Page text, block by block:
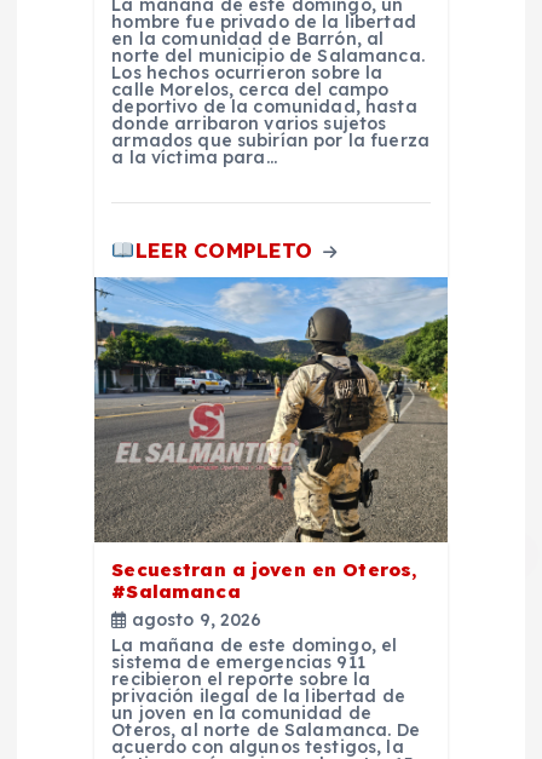
La mañana de este domingo, un
hombre fue privado de la libertad
en la comunidad de Barrón, al
norte del municipio de Salamanca.
Los hechos ocurrieron sobre la
calle Morelos, cerca del campo
deportivo de la comunidad, hasta
donde arribaron varios sujetos
armados que subirían por la fuerza
a la víctima para…
LEER COMPLETO
Secuestran a joven en Oteros,
#Salamanca
agosto 9, 2026
La mañana de este domingo, el
sistema de emergencias 911
recibieron el reporte sobre la
privación ilegal de la libertad de
un joven en la comunidad de
Oteros, al norte de Salamanca. De
acuerdo con algunos testigos, la